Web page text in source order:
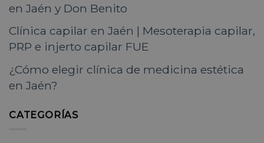
en Jaén y Don Benito
Clínica capilar en Jaén | Mesoterapia capilar,
PRP e injerto capilar FUE
¿Cómo elegir clínica de medicina estética
en Jaén?
CATEGORÍAS